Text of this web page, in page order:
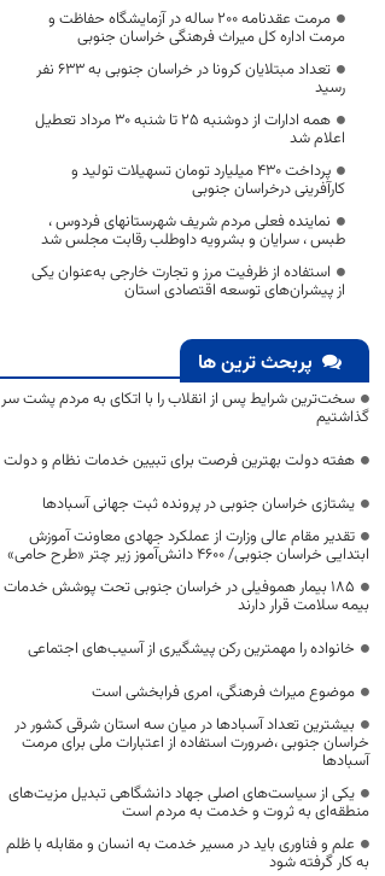
مرمت عقدنامه 200 ساله در آزمایشگاه حفاظت و
مرمت اداره کل میراث فرهنگی خراسان جنوبی
تعداد مبتلایان کرونا در خراسان جنوبی به 633 نفر
رسید
همه ادارات از دوشنبه ۲۵ تا شنبه ۳۰ مرداد تعطیل
اعلام شد
پرداخت 430 میلیارد تومان تسهیلات تولید و
کارآفرینی درخراسان جنوبی
نماینده فعلی مردم شریف شهرستانهای فردوس ،
طبس ، سرایان و بشرویه داوطلب رقابت مجلس شد
استفاده از ظرفیت مرز و تجارت خارجی به‌عنوان یکی
از پیشران‌های توسعه اقتصادی استان
پربحث ترین ها
سخت‌ترین شرایط پس از انقلاب را با اتکای به مردم پشت سر
گذاشتیم
هفته دولت بهترین فرصت برای تبیین خدمات نظام و دولت
یشتازی خراسان جنوبی در پرونده ثبت جهانی آسبادها
تقدیر مقام عالی وزارت از عملکرد جهادی معاونت آموزش
ابتدایی خراسان جنوبی/ ۴۶۰۰ دانش‌آموز زیر چتر «طرح حامی»
۱۸۵ بیمار هموفیلی در خراسان جنوبی تحت پوشش خدمات
بیمه سلامت قرار دارند
خانواده را مهمترین رکن پیشگیری از آسیب‌های اجتماعی
موضوع میراث فرهنگی، امری فرابخشی است
بیشترین تعداد آسبادها در میان سه استان شرقی کشور در
خراسان جنوبی ،ضرورت استفاده از اعتبارات ملی برای مرمت
آسبادها
یکی از سیاست‌های اصلی جهاد دانشگاهی تبدیل مزیت‌های
منطقه‌ای به ثروت و خدمت به مردم است
علم و فناوری باید در مسیر خدمت به انسان و مقابله با ظلم
به کار گرفته شود